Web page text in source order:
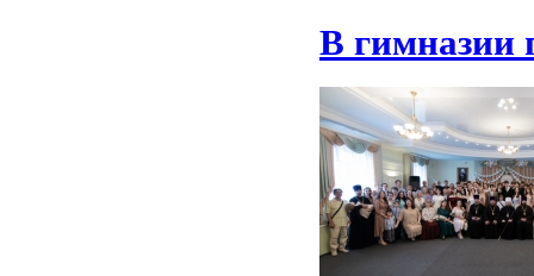
В гимназии